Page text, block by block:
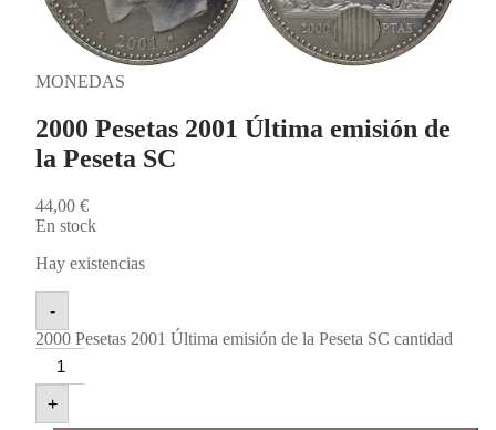
MONEDAS
2000 Pesetas 2001 Última emisión de
la Peseta SC
44,00 €
En stock
Hay existencias
-
2000 Pesetas 2001 Última emisión de la Peseta SC cantidad
+